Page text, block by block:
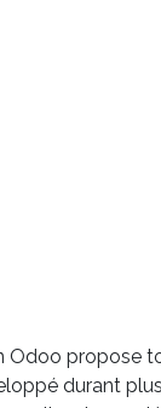
Odoo propose
durant